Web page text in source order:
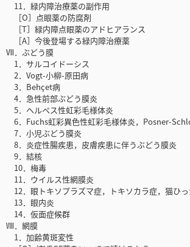
11．緑内障治療薬の副作用
［O］点眼薬の防腐剤
［T］緑内障点眼薬のアドヒアランス
［A］今後登場する緑内障治療薬
Ⅶ．ぶどう膜
1．サルコイドーシス
2．Vogt-小柳-原田病
3．Behçet病
4．急性前部ぶどう膜炎
5．ヘルペス性虹彩毛様体炎
6．Fuchs虹彩異色性虹彩毛様体炎，Posner-
7．小児ぶどう膜炎
8．炎症性腸疾患，皮膚疾患に伴うぶどう膜炎
9．結核
10．梅毒
11．ウイルス性網膜炎
12．眼トキソプラズマ症，トキソカラ症，猫ひ
13．眼内炎
14．仮面症候群
Ⅷ．網膜
1．加齢黄斑変性